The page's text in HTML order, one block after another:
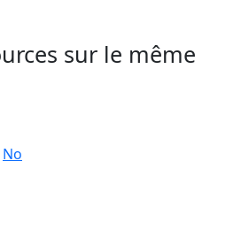
sur le même
No